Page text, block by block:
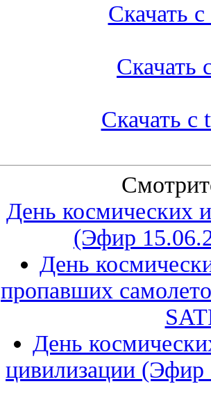
Скачать
Скачать
Скачать с
День космических
(Эфир
День
пропавших
День
цивилизации